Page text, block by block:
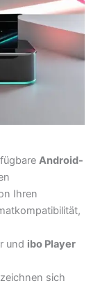
Android-
Ihren
und ibo Player
sich